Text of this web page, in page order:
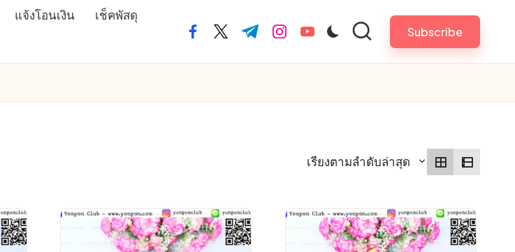
แจ้งโอนเงิน เช็คพัสดุ
facebook.com
twitter.com
t.me instagram.com
youtube.com Subscribe
เรียงตามลำดับล่าสุด